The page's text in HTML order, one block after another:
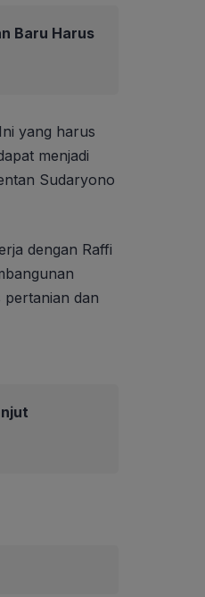
Baru Harus
yang harus
menjadi
Sudaryono
dengan Raffi
dan